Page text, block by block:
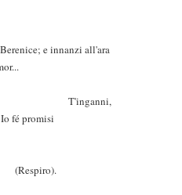
e innanzi all'ara
fé promisi